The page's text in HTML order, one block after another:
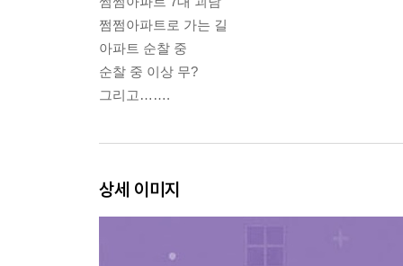
쩜쩜아파트로 가는 길
아파트 순찰 중
순찰 중 이상 무?
그리고…….
상세 이미지